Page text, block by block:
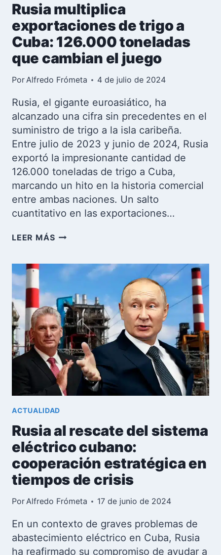
Rusia multiplica
exportaciones de trigo a
Cuba: 126.000 toneladas
que cambian el juego
PorAlfredo Frómeta 4 de julio de 2024
Rusia, el gigante euroasiático, ha
alcanzado una cifra sin precedentes en el
suministro de trigo a la isla caribeña.
Entre julio de 2023 y junio de 2024, Rusia
exportó la impresionante cantidad de
126.000 toneladas de trigo a Cuba,
marcando un hito en la historia comercial
entre ambas naciones. Un salto
cuantitativo en las exportaciones…
LEER MÁSRUSIA
DE
A
CUBA:
126.000
TONELADAS
QUE
CAMBIAN
EL
JUEGO
ACTUALIDAD
Rusia al rescate del sistema
eléctrico cubano:
cooperación estratégica en
tiempos de crisis
PorAlfredo Frómeta 17 de junio de 2024
En un contexto de graves problemas de
abastecimiento eléctrico en Cuba, Rusia
ha reafirmado su compromiso de ayudar a